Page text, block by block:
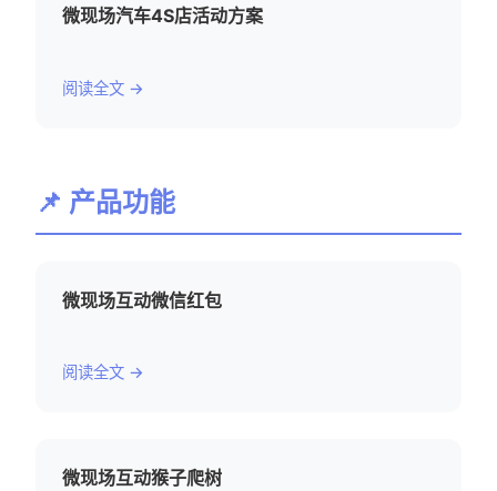
微现场汽车4S店活动方案
阅读全文 →
📌 产品功能
微现场互动微信红包
阅读全文 →
微现场互动猴子爬树